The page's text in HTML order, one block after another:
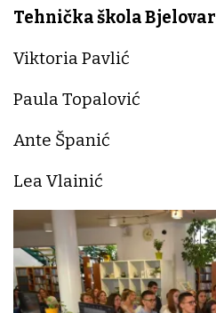
Tehnička škola Bjelovar
Viktoria Pavlić
Paula Topalović
Ante Španić
Lea Vlainić